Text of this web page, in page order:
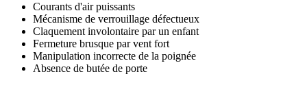
Courants d'air puissants
Mécanisme de verrouillage défectueux
Claquement involontaire par un enfant
Fermeture brusque par vent fort
Manipulation incorrecte de la poignée
Absence de butée de porte